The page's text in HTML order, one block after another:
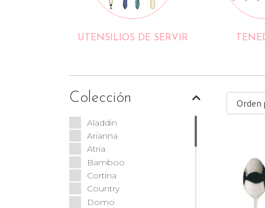
UTENSILIOS DE SERVIR
Colección
Aladdin
Arianna
Atria
Bamboo
Cortina
Country
Domo